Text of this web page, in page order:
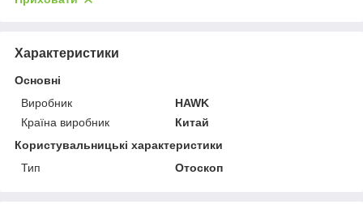
Характеристики
Основні
Виробник
HAWK
Країна виробник
Китай
Користувальницькі характеристики
Тип
Отоскоп